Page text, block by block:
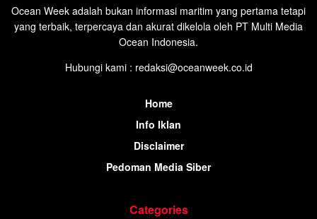
Ocean Week adalah bukan informasi maritim yang pertama tetapi
yang terbaik, terpercaya dan akurat dikelola oleh PT Multi Media
Ocean Indonesia.
Hubungi kami : redaksi@oceanweek.co.id
Home
Info Iklan
Disclaimer
Pedoman Media Siber
Categories